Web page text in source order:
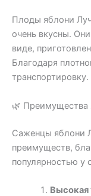
Плоды яблони
очень вкусны.
виде,
Благодаря
транспортировку.
🌿 Преимущества
Саженцы яблони
преимуществ,
популярностью у
Высокая